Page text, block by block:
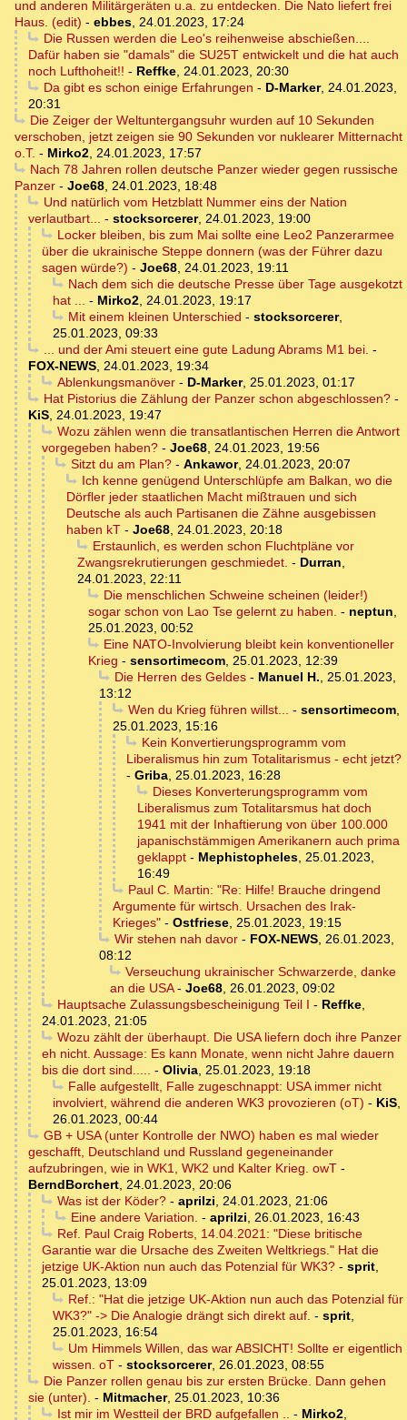
und anderen Militärgeräten u.a. zu entdecken. Die Nato liefert frei
Haus. (edit) - ebbes, 24.01.2023, 17:24
Die Russen werden die Leo's reihenweise abschießen....
Dafür haben sie "damals" die SU25T entwickelt und die hat auch
noch Lufthoheit!! - Reffke, 24.01.2023, 20:30
Da gibt es schon einige Erfahrungen - D-Marker, 24.01.2023,
20:31
Die Zeiger der Weltuntergangsuhr wurden auf 10 Sekunden
verschoben, jetzt zeigen sie 90 Sekunden vor nuklearer Mitternacht
o.T. - Mirko2, 24.01.2023, 17:57
Nach 78 Jahren rollen deutsche Panzer wieder gegen russische
Panzer - Joe68, 24.01.2023, 18:48
Und natürlich vom Hetzblatt Nummer eins der Nation
verlautbart... - stocksorcerer, 24.01.2023, 19:00
Locker bleiben, bis zum Mai sollte eine Leo2 Panzerarmee
über die ukrainische Steppe donnern (was der Führer dazu
sagen würde?) - Joe68, 24.01.2023, 19:11
Nach dem sich die deutsche Presse über Tage ausgekotzt
hat ... - Mirko2, 24.01.2023, 19:17
Mit einem kleinen Unterschied - stocksorcerer,
25.01.2023, 09:33
... und der Ami steuert eine gute Ladung Abrams M1 bei. -
FOX-NEWS, 24.01.2023, 19:34
Ablenkungsmanöver- D-Marker, 25.01.2023, 01:17
Hat Pistorius die Zählung der Panzer schon abgeschlossen?-
KiS, 24.01.2023, 19:47
Wozu zählen wenn die transatlantischen Herren die Antwort
vorgegeben haben? - Joe68, 24.01.2023, 19:56
Sitzt du am Plan?- Ankawor, 24.01.2023, 20:07
Ich kenne genügend Unterschlüpfe am Balkan, wo die
Dörfler jeder staatlichen Macht mißtrauen und sich
Deutsche als auch Partisanen die Zähne ausgebissen
haben kT - Joe68, 24.01.2023, 20:18
Erstaunlich, es werden schon Fluchtpläne vor
Zwangsrekrutierungen geschmiedet. - Durran,
24.01.2023, 22:11
Die menschlichen Schweine scheinen (leider!)
sogar schon von Lao Tse gelernt zu haben. - neptun,
25.01.2023, 00:52
Eine NATO-Involvierung bleibt kein konventioneller
Krieg - sensortimecom, 25.01.2023, 12:39
Die Herren des Geldes- Manuel H., 25.01.2023,
13:12
Wen du Krieg führen willst... - sensortimecom,
25.01.2023, 15:16
Kein Konvertierungsprogramm vom
Liberalismus hin zum Totalitarismus - echt jetzt?
- Griba, 25.01.2023, 16:28
Dieses Konverterungsprogramm vom
Liberalismus zum Totalitarsmus hat doch
1941 mit der Inhaftierung von über 100.000
japanischstämmigen Amerikanern auch prima
geklappt - Mephistopheles, 25.01.2023,
16:49
Paul C. Martin: "Re: Hilfe! Brauche dringend
Argumente für wirtsch. Ursachen des Irak-
Krieges" - Ostfriese, 25.01.2023, 19:15
Wir stehen nah davor- FOX-NEWS, 26.01.2023,
08:12
Verseuchung ukrainischer Schwarzerde, danke
an die USA- Joe68, 26.01.2023, 09:02
Hauptsache Zulassungsbescheinigung Teil I - Reffke,
24.01.2023, 21:05
Wozu zählt der überhaupt. Die USA liefern doch ihre Panzer
eh nicht. Aussage: Es kann Monate, wenn nicht Jahre dauern
bis die dort sind..... - Olivia, 25.01.2023, 19:18
Falle aufgestellt, Falle zugeschnappt: USA immer nicht
involviert, während die anderen WK3 provozieren (oT) - KiS,
26.01.2023, 00:44
GB + USA (unter Kontrolle der NWO) haben es mal wieder
geschafft, Deutschland und Russland gegeneinander
aufzubringen, wie in WK1, WK2 und Kalter Krieg. owT -
BerndBorchert, 24.01.2023, 20:06
Was ist der Köder?- aprilzi, 24.01.2023, 21:06
Eine andere Variation. - aprilzi, 26.01.2023, 16:43
Ref. Paul Craig Roberts, 14.04.2021: "Diese britische
Garantie war die Ursache des Zweiten Weltkriegs." Hat die
jetzige UK-Aktion nun auch das Potenzial für WK3? - sprit,
25.01.2023, 13:09
Ref.: "Hat die jetzige UK-Aktion nun auch das Potenzial für
WK3?" -> Die Analogie drängt sich direkt auf. - sprit,
25.01.2023, 16:54
Um Himmels Willen, das war ABSICHT! Sollte er eigentlich
wissen. oT - stocksorcerer, 26.01.2023, 08:55
Die Panzer rollen genau bis zur ersten Brücke. Dann gehen
sie (unter). - Mitmacher, 25.01.2023, 10:36
Ist mir im Westteil der BRD aufgefallen .. - Mirko2,